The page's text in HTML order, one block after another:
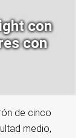
con
con
de cinco
medio,